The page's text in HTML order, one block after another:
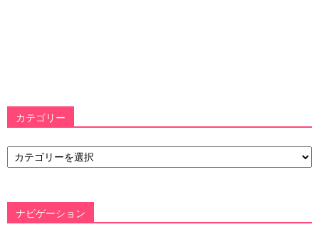
カテゴリー
カ
テ
ー
ナビゲーション